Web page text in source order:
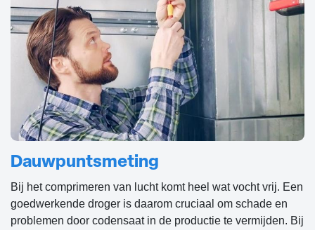
Dauwpuntsmeting
Bij het comprimeren van lucht komt heel wat vocht vrij. Een
goedwerkende droger is daarom cruciaal om schade en
problemen door codensaat in de productie te vermijden. Bij